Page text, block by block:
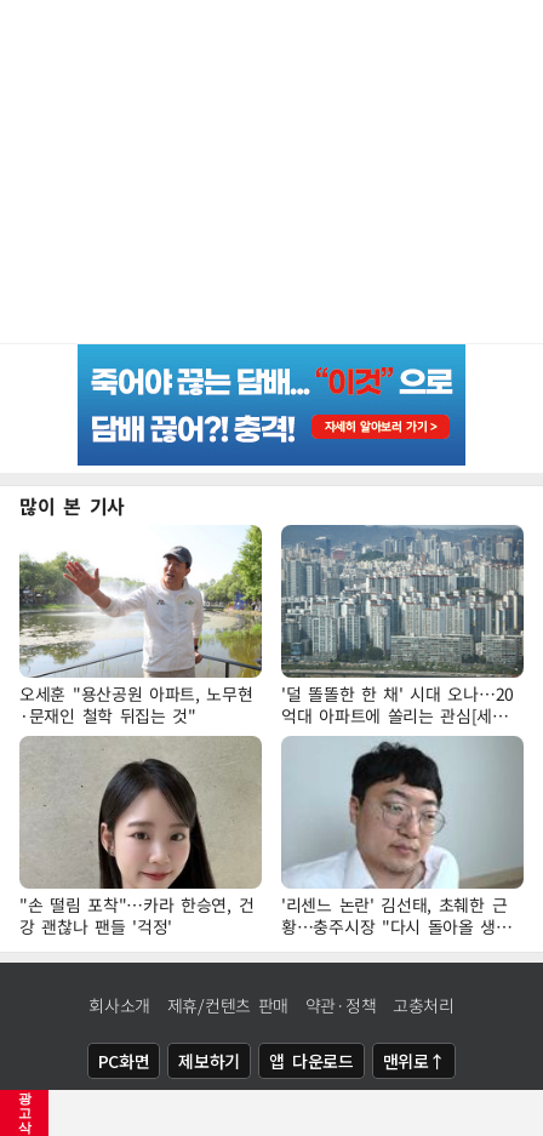
광
고
삭
많이 본 기사
오세훈 "용산공원 아파트, 노무현
·문재인 철학 뒤집는 것"
'덜 똘똘한 한 채' 시대 오나…20
억대 아파트에 쏠리는 관심[세제
개편, 그 이후②]
"손 떨림 포착"…카라 한승연, 건
강 괜찮나 팬들 '걱정'
'리센느 논란' 김선태, 초췌한 근
황…충주시장 "다시 돌아올 생
각?"
회사소개 제휴/컨텐츠 판매 약관·정책 고충처리
PC화면 제보하기 앱 다운로드 맨위로↑